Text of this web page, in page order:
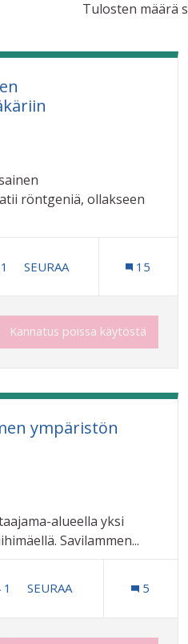
Tulosten määrä
röntgeniä, ollakseen
1 1 SEURAAJA
SEURAA
RÖNTGEN RIIHIMÄEN
15
Kannatus poissa käytöstä
ympäristön
alueella yksi
Savilammen...
1 1 SEURAAJA
SEURAA
JUPPALAN SAVILAMMEN
5